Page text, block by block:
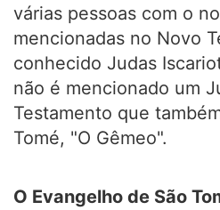
várias pessoas com o
mencionadas no Novo
conhecido Judas
não é mencionado um
Testamento que
Tomé, "O Gêmeo".
O Evangelho de São